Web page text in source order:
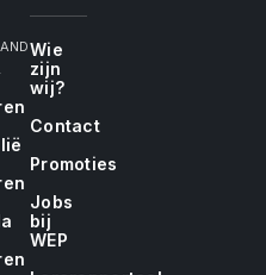
Wie
zijn
wij?
Contact
Promoties
Jobs
bij
WEP